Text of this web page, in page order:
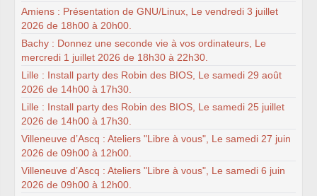
Amiens : Présentation de GNU/Linux, Le vendredi 3 juillet
2026 de 18h00 à 20h00.
Bachy : Donnez une seconde vie à vos ordinateurs, Le
mercredi 1 juillet 2026 de 18h30 à 22h30.
Lille : Install party des Robin des BIOS, Le samedi 29 août
2026 de 14h00 à 17h30.
Lille : Install party des Robin des BIOS, Le samedi 25 juillet
2026 de 14h00 à 17h30.
Villeneuve d’Ascq : Ateliers "Libre à vous", Le samedi 27 juin
2026 de 09h00 à 12h00.
Villeneuve d’Ascq : Ateliers "Libre à vous", Le samedi 6 juin
2026 de 09h00 à 12h00.